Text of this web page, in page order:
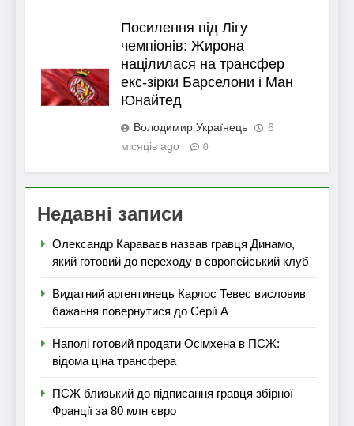
Посилення під Лігу
чемпіонів: Жирона
націлилася на трансфер
екс-зірки Барселони і Ман
Юнайтед
Володимир Українець
6
місяців ago
0
Недавні записи
Олександр Караваєв назвав гравця Динамо,
який готовий до переходу в європейський клуб
Видатний аргентинець Карлос Тевес висловив
бажання повернутися до Серії А
Наполі готовий продати Осімхена в ПСЖ:
відома ціна трансфера
ПСЖ близький до підписання гравця збірної
Франції за 80 млн євро